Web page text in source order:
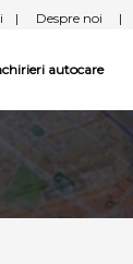
| Despre noi |
autocare